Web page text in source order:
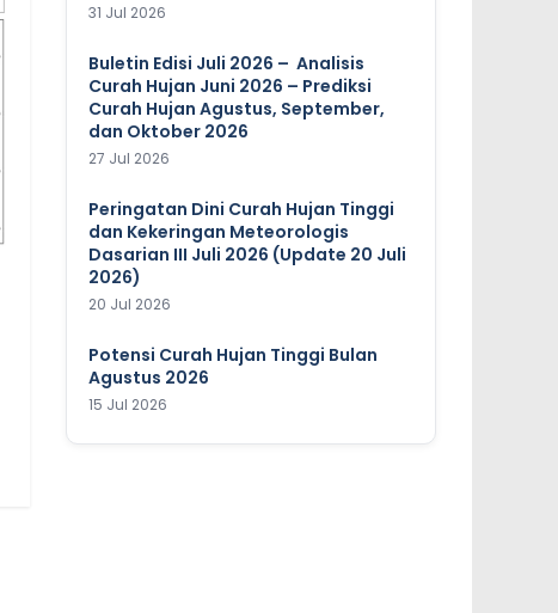
31 Jul 2026
Buletin Edisi Juli 2026 – Analisis
Curah Hujan Juni 2026 – Prediksi
Curah Hujan Agustus, September,
dan Oktober 2026
27 Jul 2026
Peringatan Dini Curah Hujan Tinggi
dan Kekeringan Meteorologis
Dasarian III Juli 2026 (Update 20 Juli
2026)
20 Jul 2026
Potensi Curah Hujan Tinggi Bulan
Agustus 2026
15 Jul 2026